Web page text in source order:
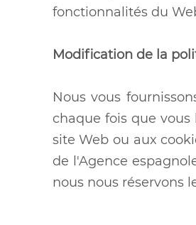
fonctionnalités du
Modification de la
Nous vous
chaque fois que
site Web ou aux
de l'Agence
nous nous réservons